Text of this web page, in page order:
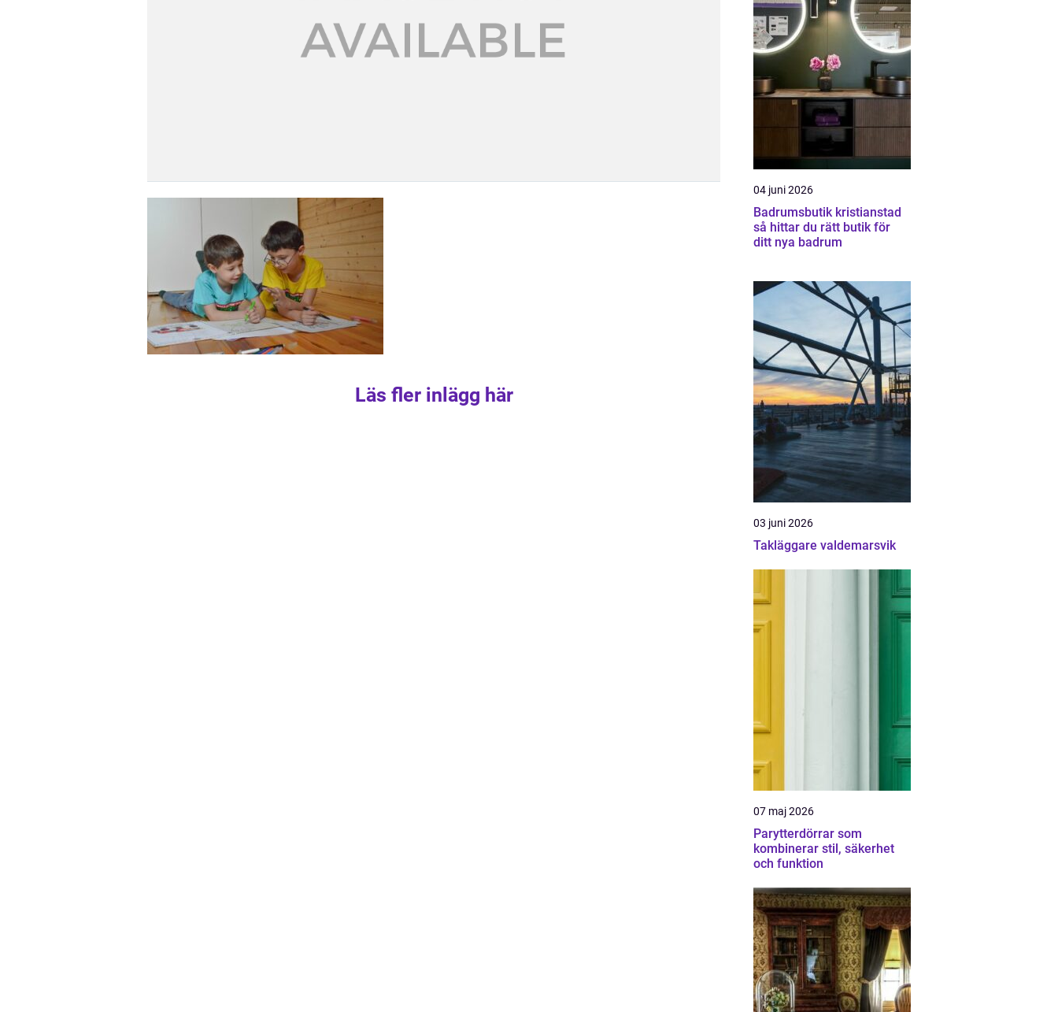
Läs fler inlägg här
04 juni 2026
Badrumsbutik kristianstad
så hittar du rätt butik för
ditt nya badrum
03 juni 2026
Takläggare valdemarsvik
07 maj 2026
Parytterdörrar som
kombinerar stil, säkerhet
och funktion